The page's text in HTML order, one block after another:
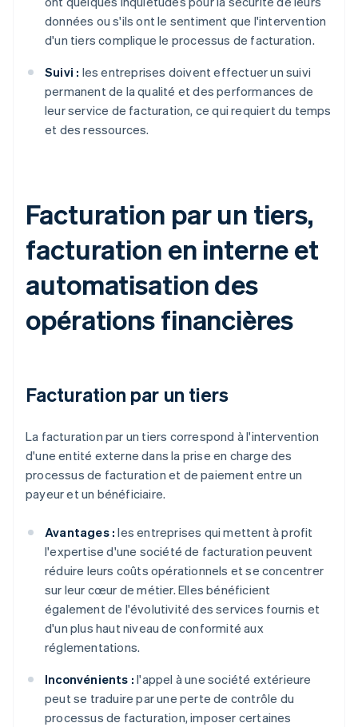
données ou s'ils ont le sentiment que l'intervention
d'un tiers complique le processus de facturation.
Suivi : les entreprises doivent effectuer un suivi
permanent de la qualité et des performances de
leur service de facturation, ce qui requiert du temps
et des ressources.
Facturation par un tiers,
facturation en interne et
automatisation des
opérations financières
Facturation par un tiers
La facturation par un tiers correspond à l'intervention
d'une entité externe dans la prise en charge des
processus de facturation et de paiement entre un
payeur et un bénéficiaire.
Avantages : les entreprises qui mettent à profit
l'expertise d'une société de facturation peuvent
réduire leurs coûts opérationnels et se concentrer
sur leur cœur de métier. Elles bénéficient
également de l'évolutivité des services fournis et
d'un plus haut niveau de conformité aux
réglementations.
Inconvénients : l'appel à une société extérieure
peut se traduire par une perte de contrôle du
processus de facturation, imposer certaines